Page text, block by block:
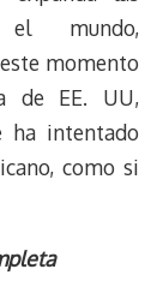
el mundo,
momento
de EE. UU,
ha intentado
como si